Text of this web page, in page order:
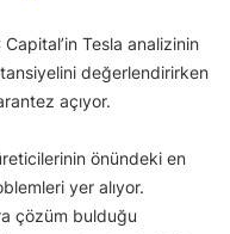
Tesla analizinin
değerlendirirken
açıyor.
önündeki en
yer alıyor.
çözüm bulduğu